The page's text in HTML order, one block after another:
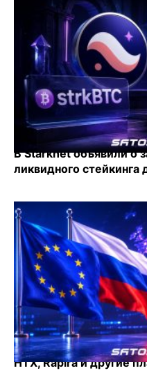
В Starknet объявили о
ликвидного стейкинга
HTX, Rapira и другие